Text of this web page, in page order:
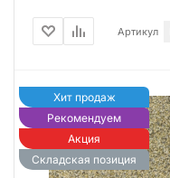
Хит продаж
Рекомендуем
Акция
Складская позиция
Артикул